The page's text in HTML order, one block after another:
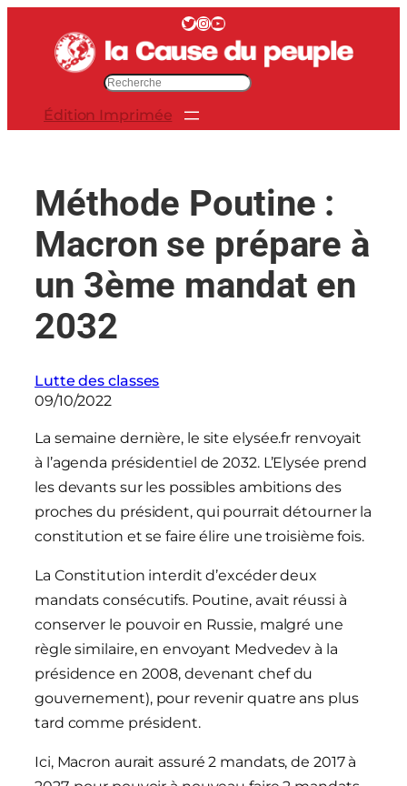
contenu
Twitter InstagramYouTube
c
e
r
Édition Imprimée
Méthode Poutine :
Macron se prépare à
un 3ème mandat en
2032
Lutte des classes
09/10/2022
La semaine dernière, le site elysée.fr renvoyait
à l’agenda présidentiel de 2032. L’Elysée prend
les devants sur les possibles ambitions des
proches du président, qui pourrait détourner la
constitution et se faire élire une troisième fois.
La Constitution interdit d’excéder deux
mandats consécutifs. Poutine, avait réussi à
conserver le pouvoir en Russie, malgré une
règle similaire, en envoyant Medvedev à la
présidence en 2008, devenant chef du
gouvernement), pour revenir quatre ans plus
tard comme président.
Ici, Macron aurait assuré 2 mandats, de 2017 à